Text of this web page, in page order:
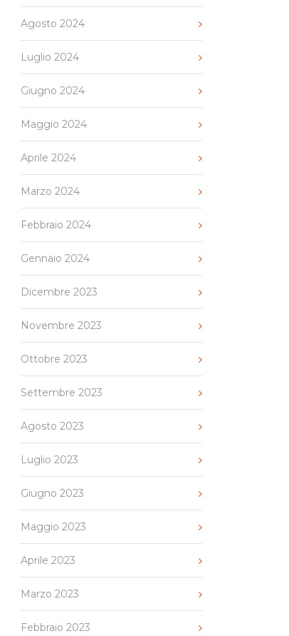
Agosto 2024
Luglio 2024
Giugno 2024
Maggio 2024
Aprile 2024
Marzo 2024
Febbraio 2024
Gennaio 2024
Dicembre 2023
Novembre 2023
Ottobre 2023
Settembre 2023
Agosto 2023
Luglio 2023
Giugno 2023
Maggio 2023
Aprile 2023
Marzo 2023
Febbraio 2023